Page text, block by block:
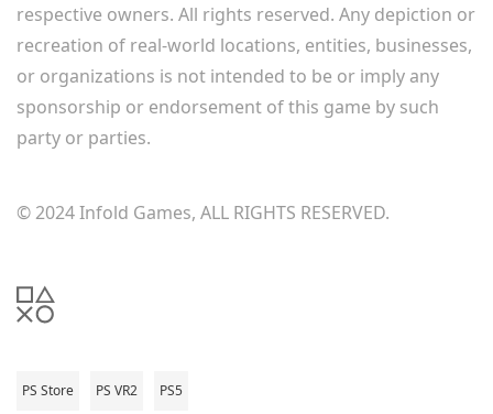
respective owners. All rights reserved. Any depiction or
recreation of real-world locations, entities, businesses,
or organizations is not intended to be or imply any
sponsorship or endorsement of this game by such
party or parties.
© 2024 Infold Games, ALL RIGHTS RESERVED.
PS Store PS VR2 PS5